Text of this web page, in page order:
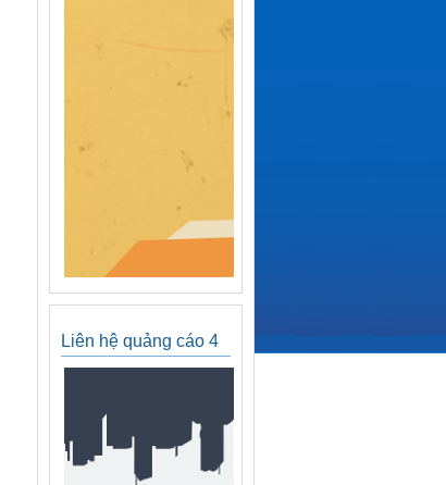
Liên hệ quảng cáo 4